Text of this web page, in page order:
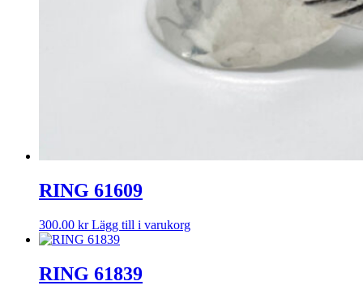
RING 61609
300.00 kr Lägg till i varukorg
RING 61839